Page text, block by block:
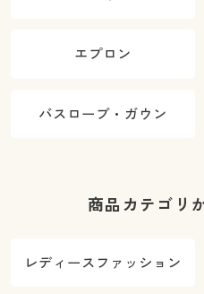
エプロン
バスローブ・ガウン
商品カテゴリ
レディースファッション